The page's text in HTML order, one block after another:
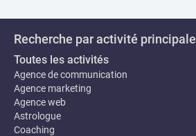
Recherche par activité principale
Toutes les activités
Agence de communication
Agence marketing
Agence web
Astrologue
Coaching